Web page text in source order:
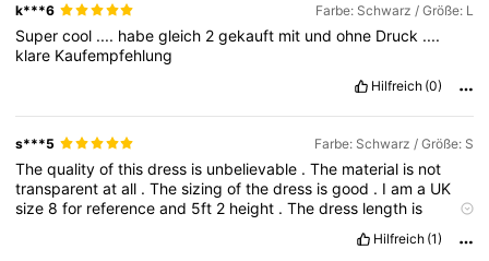
4,83 3M Follower
4,83 3M Follower
k***6 Farbe: Schwarz / Größe: L
Supercool .... habegleich 2gekauft mit undohne Druck ....
klare Kaufempfehlung
Hilfreich (0)
s***5 Farbe: Schwarz / Größe: S
Thequalityofthisdress is unbelievable .The material is not
transparentatall .Thesizingofthedress isgood . Iama UK
size8for referenceand 5ft 2 height .Thedress length is
wardrobeespecially
Hilfreich (1)